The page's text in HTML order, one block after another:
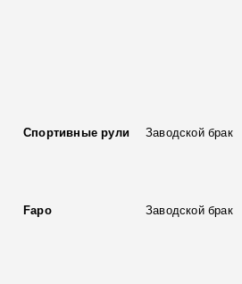
Спортивные рули Заводской брак
Fapo Заводской брак